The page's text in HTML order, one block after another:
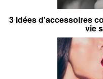
3 idées d'accessoires
vie